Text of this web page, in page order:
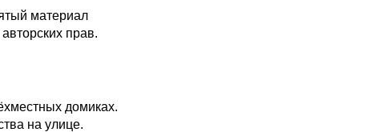
материал
прав.
домиках.
на улице.